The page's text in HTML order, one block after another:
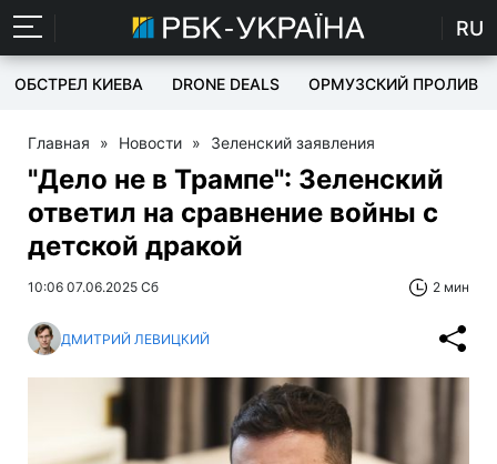
RU
ОБСТРЕЛ КИЕВА DRONE DEALS ОРМУЗСКИЙ ПРОЛИВ
Главная » Новости » Зеленский заявления
"Дело не в Трампе": Зеленский
ответил на сравнение войны с
детской дракой
10:06 07.06.2025 Сб 2 мин
ДМИТРИЙ ЛЕВИЦКИЙ